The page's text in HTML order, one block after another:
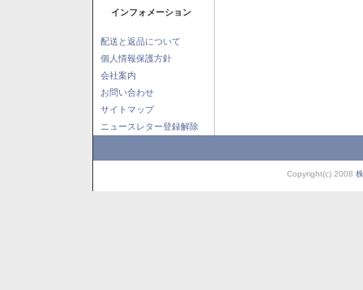
インフォメーション
配送と返品について
個人情報保護方針
会社案内
お問い合わせ
サイトマップ
ニュースレター登録解除
Copyright(c) 2008